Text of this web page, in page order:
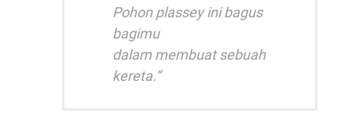
Pohon plassey ini bagus
bagimu
dalam membuat sebuah
kereta.”